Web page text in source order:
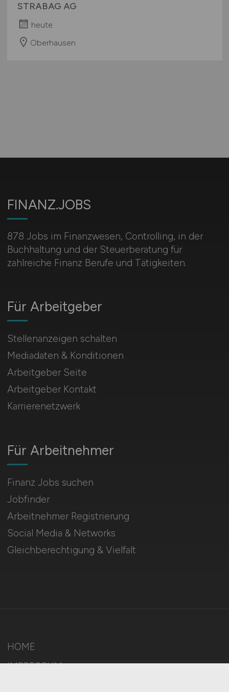
STRABAG AG
heute
Oberhausen
FINANZ.JOBS
878 Jobs im Finanzwesen, Controlling, in der
Buchhaltung und der Steuerberatung für
zahlreiche Finanz Berufe und Tätigkeiten.
Für Arbeitnehmer
Finanz Jobs suchen
Jobfinder
Arbeitnehmer Registrierung
Social Media & Networks
Gleichberechtigung & Vielfalt
Für Arbeitgeber
Stellenanzeigen schalten
Mediadaten & Konditionen
Arbeitgeber Seite
Arbeitgeber Kontakt
Karrierenetzwerk
HOME
IMPRESSUM